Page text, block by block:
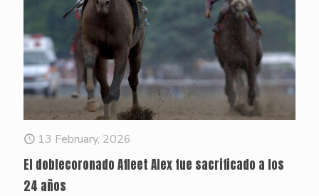
13 February, 2026
El doblecoronado Afleet Alex fue sacrificado a los
24 años